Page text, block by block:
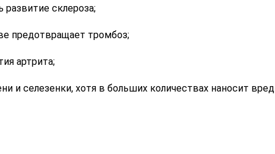
склероза;
предотвращает тромбоз;
артрита;
и селезенки, хотя в больших количествах наносит вред